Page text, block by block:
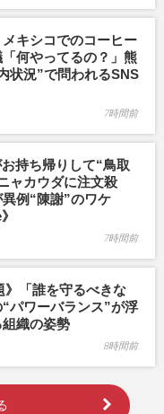
キシコでのコーヒー
何やってるの？」熊
状況”で問われるSNS
7時間前
持ち帰りして“鳥取
ャカウダに注文殺
例“陳謝”のワケ
7時間前
》「誰を守るべきな
パワーバランス”が浮
織の姿勢
8時間前